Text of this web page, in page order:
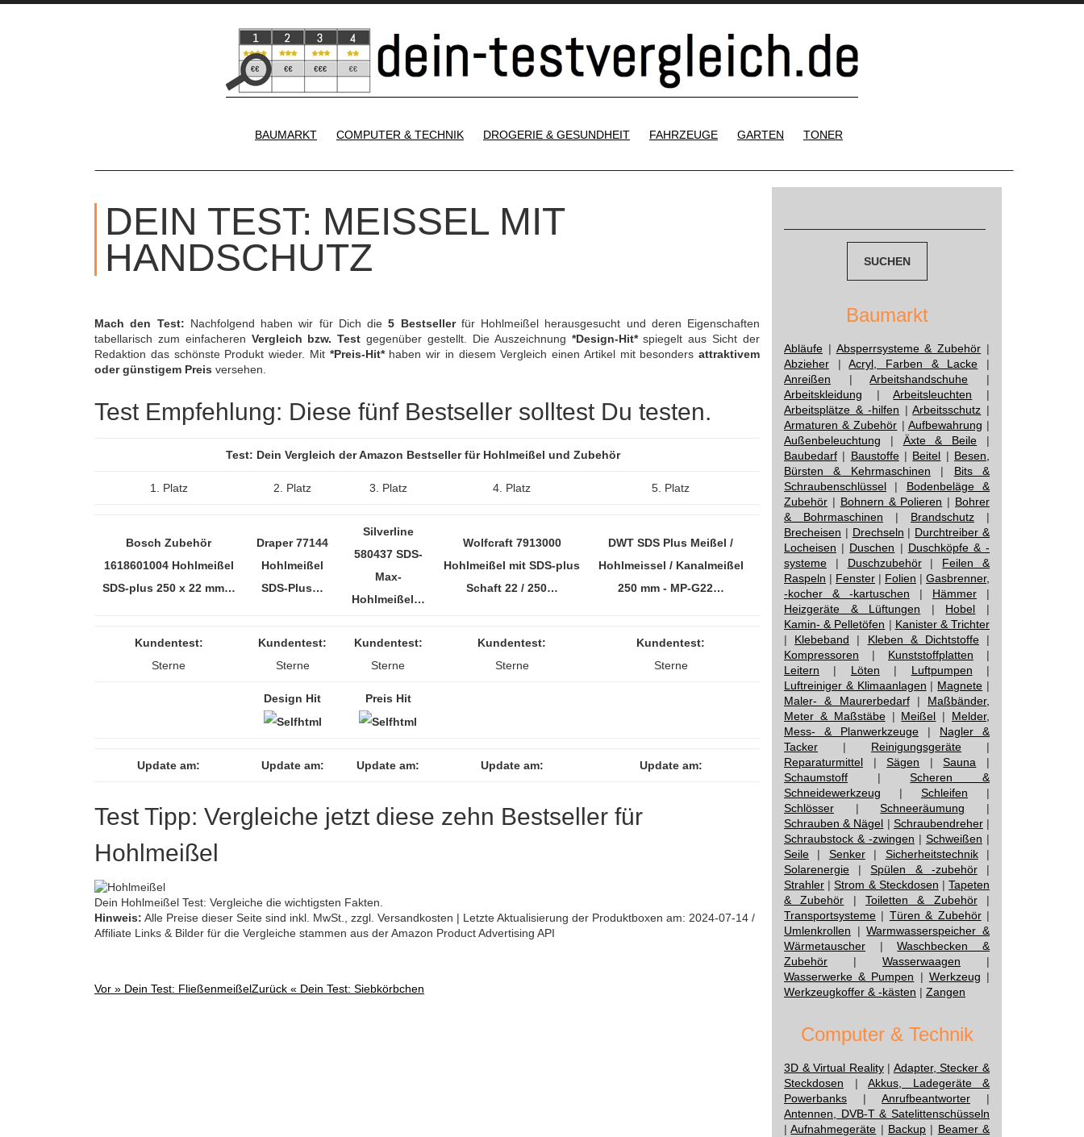
BAUMARKT
COMPUTER & TECHNIK DROGERIE & GESUNDHEIT FAHRZEUGE GARTEN TONER
DEIN TEST: MEISSEL MIT H
ANDSCHUTZ
Mach den Test: Nachfolgend haben wir für Dich die5 Bestsellerfür Hohlmeißel herausgesucht und deren Eigenschaften
tabellarisch zum einfacheren Vergleich bzw. Test gegenüber gestellt. Die Auszeichnung *Design-Hit*spiegelt aus Sicht der
Redaktion das schönste Produkt wieder. Mit *Preis-Hit*haben wir in diesem Vergleich einen Artikel mit besonders attraktivem
oder günstigem Preis versehen.
Test Empfehlung: Diese fünf Bestseller solltest Du testen.
Test: Dein Vergleich der Amazon Bestseller für Hohlmeißel und Zubehör
1. Platz 2. Platz 3. Platz 4. Platz 5. Platz
Bosch Zubehör
1618601004 Hohlmeißel
SDS-plus 250 x 22 mm…
Draper 77144
Hohlmeißel
SDS-Plus…
Silverline
580437 SDS-
Max-
Hohlmeißel…
Wolfcraft 7913000
Hohlmeißel mit SDS-plus
Schaft 22 / 250…
DWT SDS Plus Meißel /
Hohlmeissel / Kanalmeißel
250 mm - MP-G22…
Kundentest:
Sterne
Kundentest:
Sterne
Kundentest:
Sterne
Kundentest:
Sterne
Kundentest:
Sterne
Design Hit Preis Hit
Update am: Update am: Update am: Update am: Update am:
Test Tipp: Vergleiche jetzt diese zehn Bestseller für
Hohlmeißel
Dein Hohlmeißel Test: Vergleiche die wichtigsten Fakten.
Hinweis: Alle Preise dieser Seite sind inkl. MwSt., zzgl. Versandkosten | Letzte Aktualisierung der Produktboxen am: 2024-07-14 /
Affiliate Links & Bilder für die Vergleiche stammen aus der Amazon Product Advertising API
Post
Vor » Dein Test: FließenmeißelZurück « Dein Test: Siebkörbchen
Baumarkt
Abläufe | Absperrsysteme & Zubehör |
Abzieher |Acryl, Farben & Lacke |
Anreißen |Arbeitshandschuhe |
Arbeitskleidung |Arbeitsleuchten |
Arbeitsplätze & -hilfen |Arbeitsschutz |
Armaturen & Zubehör | Aufbewahrung |
Außenbeleuchtung | Äxte & Beile |
Baubedarf | Baustoffe| Beitel | Besen,
Bürsten & Kehrmaschinen | Bits &
Schraubenschlüssel | Bodenbeläge &
Zubehör | Bohnern & Polieren | Bohrer
& Bohrmaschinen | Brandschutz |
Brecheisen | Drechseln | Durchtreiber &
Locheisen | Duschen | Duschköpfe & -
systeme | Duschzubehör| Feilen &
Raspeln | Fenster | Folien | Gasbrenner,
-kocher & -kartuschen | Hämmer |
Heizgeräte & Lüftungen | Hobel |
Kamin- & Pelletöfen | Kanister & Trichter
| Klebeband | Kleben & Dichtstoffe|
Kompressoren | Kunststoffplatten |
Leitern | Löten | Luftpumpen |
Luftreiniger & Klimaanlagen | Magnete |
Maler- & Maurerbedarf| Maßbänder,
Meter & Maßstäbe| Meißel | Melder,
Mess- & Planwerkzeuge | Nagler &
Tacker | Reinigungsgeräte |
Reparaturmittel |Sägen |Sauna |
Schaumstoff |Scheren &
Schneidewerkzeug | Schleifen |
Schlösser |Schneeräumung |
Schrauben & Nägel | Schraubendreher|
Schraubstock & -zwingen | Schweißen |
Seile | Senker| Sicherheitstechnik|
Solarenergie |Spülen & -zubehör|
Strahler |Strom & Steckdosen |Tapeten
& Zubehör |Toiletten & Zubehör|
Transportsysteme | Türen & Zubehör|
Umlenkrollen |Warmwasserspeicher &
Wärmetauscher |Waschbecken &
Zubehör | Wasserwaagen |
Wasserwerke & Pumpen | Werkzeug |
Werkzeugkoffer & -kästen | Zangen
Computer & Technik
3D & Virtual Reality| Adapter, Stecker &
Steckdosen | Akkus, Ladegeräte &
Powerbanks | Anrufbeantworter |
Antennen, DVB-T & Satelittenschüsseln
|Aufnahmegeräte | Backup | Beamer &